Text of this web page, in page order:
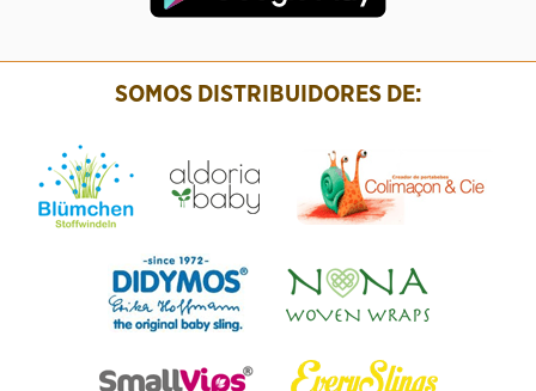
SOMOS DISTRIBUIDORES DE: